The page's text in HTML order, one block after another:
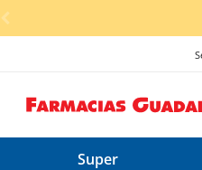
< div class="carousel-inner">
podrían verse
Super